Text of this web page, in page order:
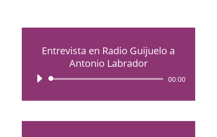
Entrevista en Radio Guijuelo a
Antonio Labrador
Reproductor
audio
00:00